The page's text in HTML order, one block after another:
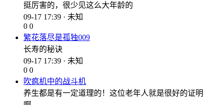
挺厉害的，很少见这么大年龄的
09-17 17:39 · 未知
0 0
繁花落尽是孤独009
长寿的秘诀
09-17 17:39 · 未知
0 0
吹疯机中的战斗机
养生都是有一定道理的！这位老年人就是很好的证明